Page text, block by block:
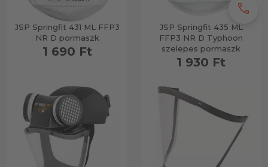
JSP Springfit 431 ML FFP3
NR D pormaszk
1 690 Ft
JSP Springfit 435 ML
FFP3 NR D Typhoon
szelepes pormaszk
1 930 Ft
call